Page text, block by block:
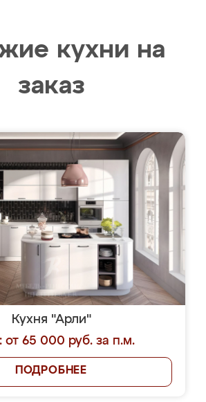
кухни на
заказ
Кухня "Арли"
от 65 000 руб. за п.м.
ПОДРОБНЕЕ